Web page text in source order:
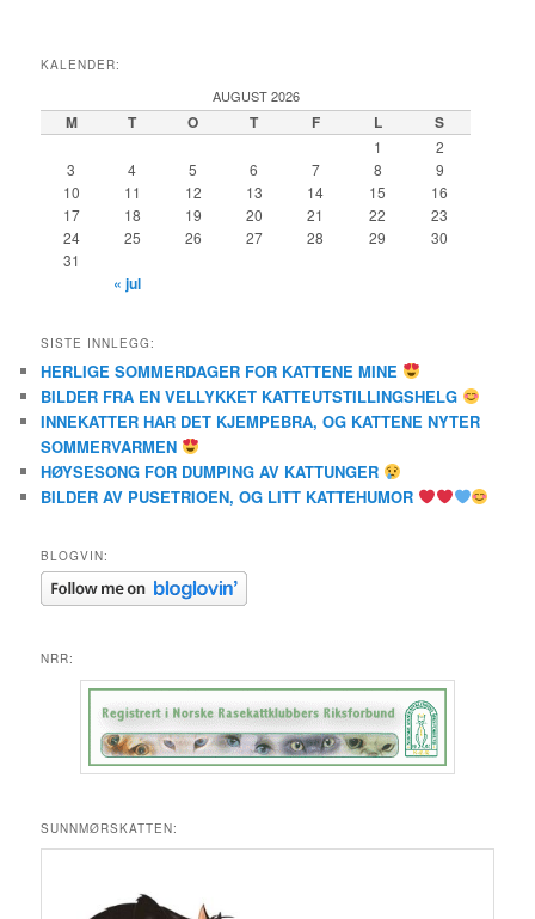
KALENDER:
AUGUST 2026
M T O T F L S
1
2
3
4 5 6 7 8
9
10
11 12 13 14 15
16
17
18 19 20 21 22
23
24
25 26 27 28 29
30
31
« jul
SISTE INNLEGG:
HERLIGE SOMMERDAGER FOR KATTENE MINE
BILDER FRA EN VELLYKKET KATTEUTSTILLINGSHELG
INNEKATTER HAR DET KJEMPEBRA, OG KATTENE NYTER
SOMMERVARMEN
HØYSESONG FOR DUMPING AV KATTUNGER
BILDER AV PUSETRIOEN, OG LITT KATTEHUMOR
BLOGVIN:
NRR:
SUNNMØRSKATTEN: